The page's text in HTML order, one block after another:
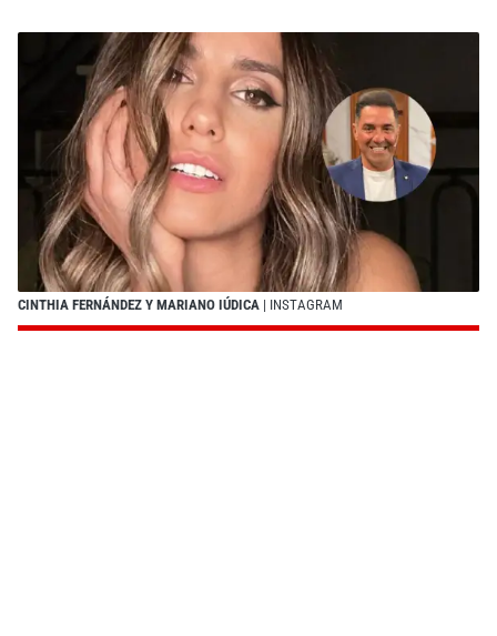
CINTHIA FERNÁNDEZ Y MARIANO IÚDICA | INSTAGRAM